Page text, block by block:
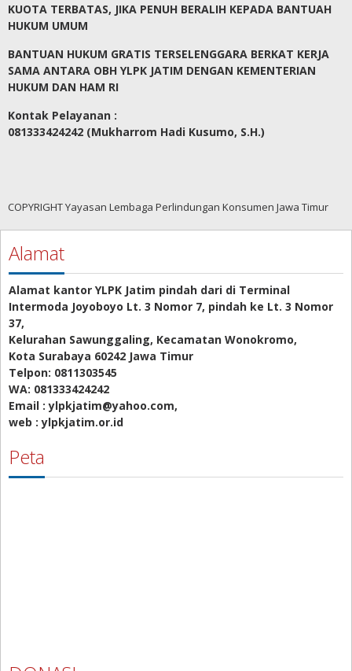
KUOTA TERBATAS, JIKA PENUH BERALIH KEPADA BANTUAH
HUKUM UMUM
BANTUAN HUKUM GRATIS TERSELENGGARA BERKAT KERJA
SAMA ANTARA OBH YLPK JATIM DENGAN KEMENTERIAN
HUKUM DAN HAM RI
Kontak Pelayanan :
081333424242 (Mukharrom Hadi Kusumo, S.H.)
COPYRIGHT Yayasan Lembaga Perlindungan Konsumen Jawa Timur
Alamat
Alamat kantor YLPK Jatim pindah dari di Terminal
Intermoda Joyoboyo Lt. 3 Nomor 7, pindah ke Lt. 3 Nomor
37,
Kelurahan Sawunggaling, Kecamatan Wonokromo,
Kota Surabaya 60242 Jawa Timur
Telpon: 0811303545
WA: 081333424242
Email : ylpkjatim@yahoo.com,
web : ylpkjatim.or.id
Peta